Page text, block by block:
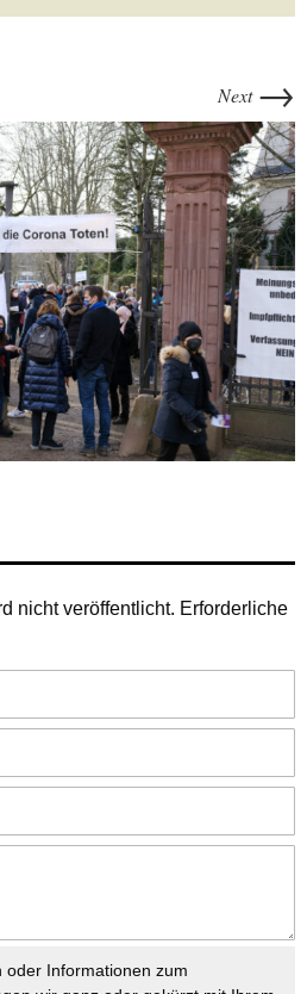
Next →
nicht veröffentlicht. Erforderliche
oder Informationen zum